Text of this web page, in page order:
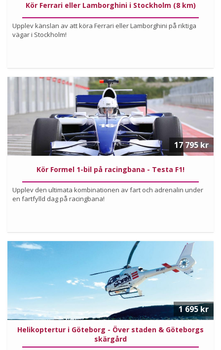
Kör Ferrari eller Lamborghini i Stockholm (8 km)
Upplev känslan av att köra Ferrari eller Lamborghini på riktiga
vägar i Stockholm!
Köp
Läs mer om upplevelsen
Kör Formel 1-bil på racingbana - Testa F1!
Upplev den ultimata kombinationen av fart och adrenalin under
en fartfylld dag på racingbana!
17 795 kr
Köp
Läs mer om upplevelsen
Helikoptertur i Göteborg - Över staden & Göteborgs
skärgård
1 695 kr